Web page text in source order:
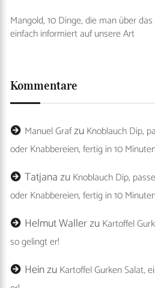
Mangold, 10 Dinge, die man über
einfach informiert auf unsere Art
Kommentare
Manuel Grafzu Knoblauch Dip,
oder Knabbereien, fertig in 10
Tatjanazu Knoblauch Dip,
oder Knabbereien, fertig in 10
Helmut Wallerzu Kartoffel
so gelingt er!
Heinzu Kartoffel Gurken Salat,